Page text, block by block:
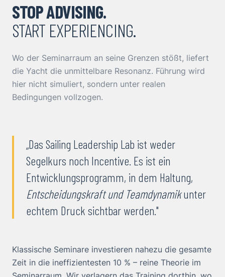
STOP ADVISING.
START EXPERIENCING.
Wo der Seminarraum an seine Grenzen stößt, liefert
die Yacht die unmittelbare Resonanz. Führung wird
hier nicht simuliert, sondern unter realen
Bedingungen vollzogen.
„Das Sailing Leadership Lab ist weder
Segelkurs noch Incentive. Es ist ein
Entwicklungsprogramm, in dem Haltung,
Entscheidungskraft und Teamdynamikunter
echtem Druck sichtbar werden."
Klassische Seminare investieren nahezu die gesamte
Zeit in die ineffizientesten 10 % – reine Theorie im